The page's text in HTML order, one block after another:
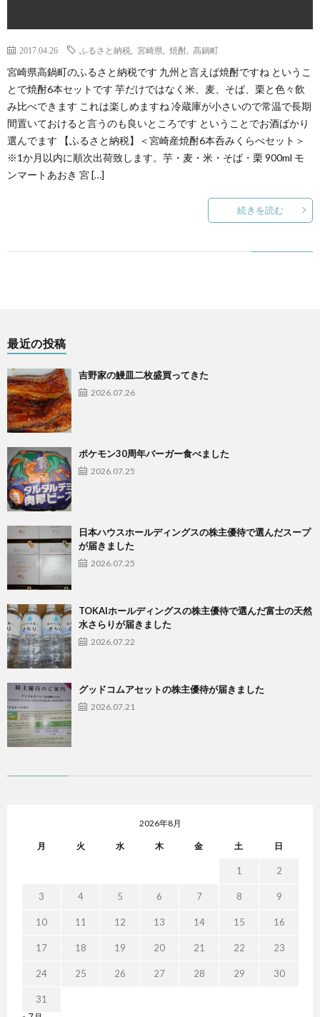
2017.04.26 ふるさと納税 宮崎県 焼酎 高鍋町
宮崎県高鍋町のふるさと納税です 九州と言えば焼酎ですね というこ
とで焼酎6本セットです 芋だけではなく米、麦、そば、栗と色々飲
み比べできます これは楽しめますね 冷蔵庫が小さいので常温で長期
間置いておけると言うのも良いところです ということでお酒ばかり
選んでます 【ふるさと納税】＜宮崎産焼酎6本呑みくらべセット＞
※1か月以内に順次出荷致します。芋・麦・米・そば・栗 900ml モ
ンマートあおき 宮 […]
続きを読む
最近の投稿
吉野家の鰻皿二枚盛買ってきた
2026.07.26
ポケモン30周年バーガー食べました
2026.07.25
日本ハウスホールディングスの株主優待で選んだスープ
が届きました
2026.07.25
TOKAIホールディングスの株主優待で選んだ富士の天然
水さらりが届きました
2026.07.22
グッドコムアセットの株主優待が届きました
2026.07.21
2026年8月
月 火 水 木 金 土 日
1 2
3 4 5 6 7 8 9
10 11 12 13 14 15 16
17 18 19 20 21 22 23
24 25 26 27 28 29 30
31